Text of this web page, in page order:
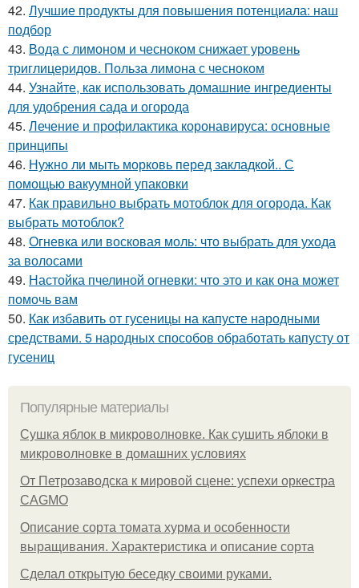
42. Лучшие продукты для повышения потенциала: наш
подбор
43. Вода с лимоном и чесноком снижает уровень
триглицеридов. Польза лимона с чесноком
44. Узнайте, как использовать домашние ингредиенты
для удобрения сада и огорода
45. Лечение и профилактика коронавируса: основные
принципы
46. Нужно ли мыть морковь перед закладкой.. С
помощью вакуумной упаковки
47. Как правильно выбрать мотоблок для огорода. Как
выбрать мотоблок?
48. Огневка или восковая моль: что выбрать для ухода
за волосами
49. Настойка пчелиной огневки: что это и как она может
помочь вам
50. Как избавить от гусеницы на капусте народными
средствами. 5 народных способов обработать капусту от
гусениц
Популярные материалы
Сушка яблок в микроволновке. Как сушить яблоки в
микроволновке в домашних условиях
От Петрозаводска к мировой сцене: успехи оркестра
CAGMO
Описание сорта томата хурма и особенности
выращивания. Характеристика и описание сорта
Сделал открытую беседку своими руками.